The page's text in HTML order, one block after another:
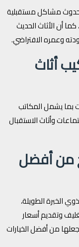
حدوث مشاكل مستقبلية
أن الأثاث الحديث
وعمره الافتراضي.
أثاث
بما يشمل المكاتب
وأثاث الاستقبال
من أفضل
الخبرة الطويلة،
وتقديم أسعار
من أفضل الخيارات